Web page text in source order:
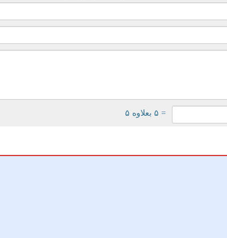
= ۵ بعلاوه ۵